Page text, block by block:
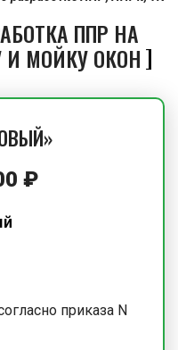
ППР НА
И МОЙКУ ОКОН
₽
приказа N